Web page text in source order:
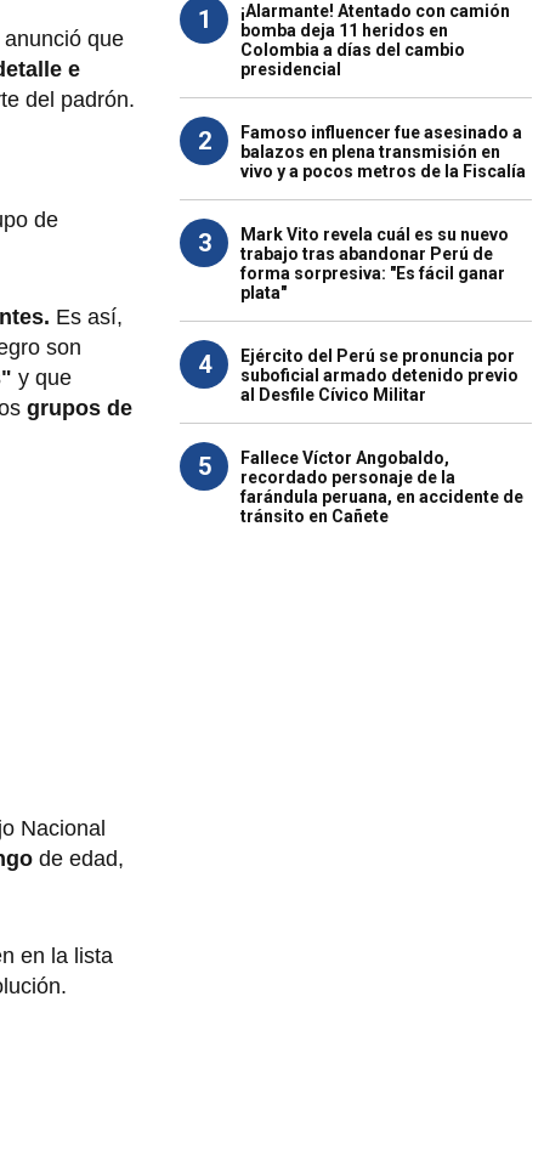
anunció que
e
del padrón.
de
Es así,
son
y que
grupos de
Nacional
de edad,
en la lista
1
¡Alarmante! Atentado con camión
bomba deja 11 heridos en
Colombia a días del cambio
presidencial
2
Famoso influencer fue asesinado a
balazos en plena transmisión en
vivo y a pocos metros de la Fiscalía
3
Mark Vito revela cuál es su nuevo
trabajo tras abandonar Perú de
forma sorpresiva: "Es fácil ganar
plata"
4
Ejército del Perú se pronuncia por
suboficial armado detenido previo
al Desfile Cívico Militar
5
Fallece Víctor Angobaldo,
recordado personaje de la
farándula peruana, en accidente de
tránsito en Cañete